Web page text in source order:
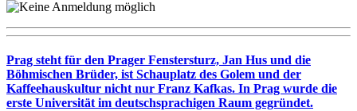
Prag steht für den Prager Fenstersturz, Jan Hus und die
Böhmischen Brüder, ist Schauplatz des Golem und der
Kaffeehauskultur nicht nur Franz Kafkas. In Prag wurde die
erste Universität im deutschsprachigen Raum gegründet.